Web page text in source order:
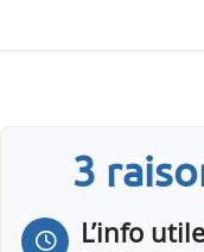
Les projets à à
industriels et aux
« Lhyfe entend
3
L’info